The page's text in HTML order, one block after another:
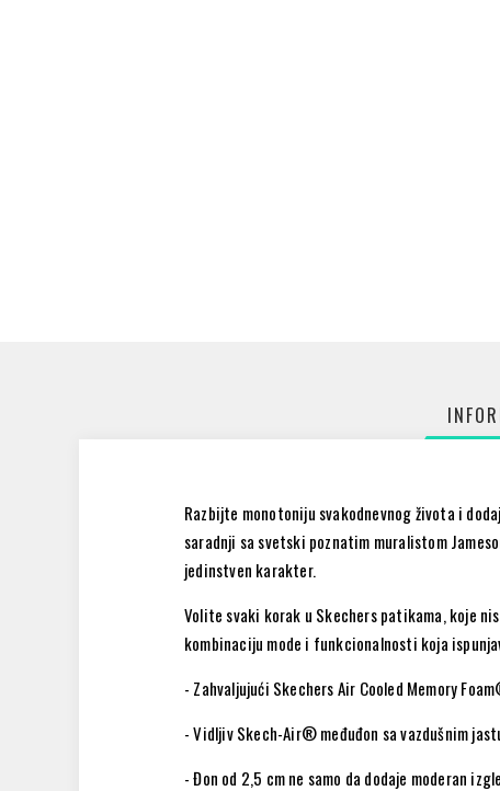
Razbijte monotoniju svakodnevnog života i
saradnji sa svetski poznatim muralistom
jedinstven karakter.
Volite svaki korak u Skechers patikama, koje
kombinaciju mode i funkcionalnosti koja
- Zahvaljujući Skechers Air Cooled Memory
- Vidljiv Skech-Air® međuđon sa vazdušnim
- Đon od 2,5 cm ne samo da dodaje moderan